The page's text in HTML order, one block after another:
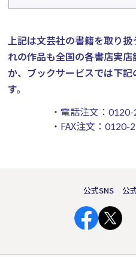
上記は文芸社の書籍を取り扱
れの作品も全国の各書店実
か、ブックサービスでは下
す。
・電話注文： 0120-
・FAX注文： 0120-
公式SNS 公